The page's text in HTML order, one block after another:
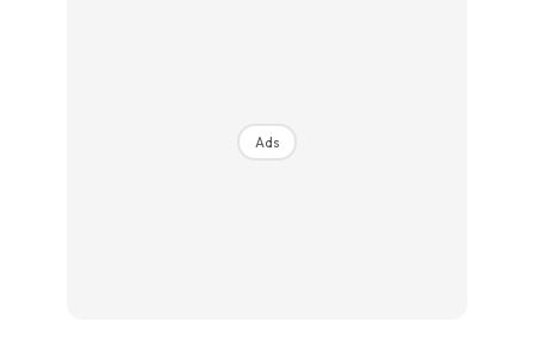
Login|Register
Ads